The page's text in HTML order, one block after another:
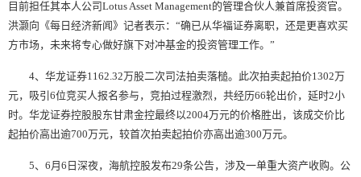
目前担任其本人公司Lotus Asset Management的管理合伙人兼首席投资官。
洪灏向《每日经济新闻》记者表示：“确已从华福证券离职，还是更喜欢买
方市场，未来将专心做好旗下对冲基金的投资管理工作。”
4、华龙证券1162.32万股二次司法拍卖落槌。此次拍卖起拍价1302万
元，吸引6位竞买人报名参与，竞拍过程激烈，共经历66轮出价，延时2小
时。华龙证券控股股东甘肃金控最终以2004万元的价格胜出，该成交价比
起拍价高出逾700万元，较首次拍卖起拍价亦高出逾300万元。
5、6月6日深夜，海航控股发布29条公告，涉及一单重大资产收购。公